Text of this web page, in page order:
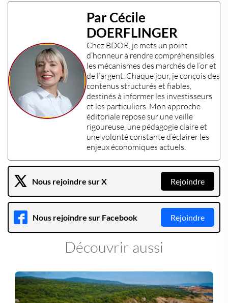
Par Cécile
DOERFLINGER
Chez BDOR, je mets un point
d’honneur à rendre compréhensibles
les mécanismes des marchés de l’or et
de l’argent. Chaque jour, je conçois des
contenus structurés et fiables,
destinés à informer les investisseurs
et les particuliers. Mon approche
éditoriale repose sur une veille
rigoureuse, une pédagogie claire et
une volonté constante d’éclairer les
enjeux économiques actuels.
Nous rejoindre sur X Rejoindre
Nous rejoindre sur Facebook Rejoindre
Découvrir aussi